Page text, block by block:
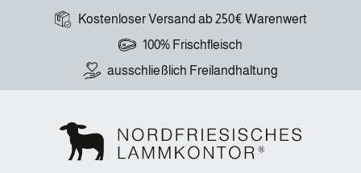
Kostenloser Versand ab 250€ Warenwert
100% Frischfleisch
ausschließlich Freilandhaltung